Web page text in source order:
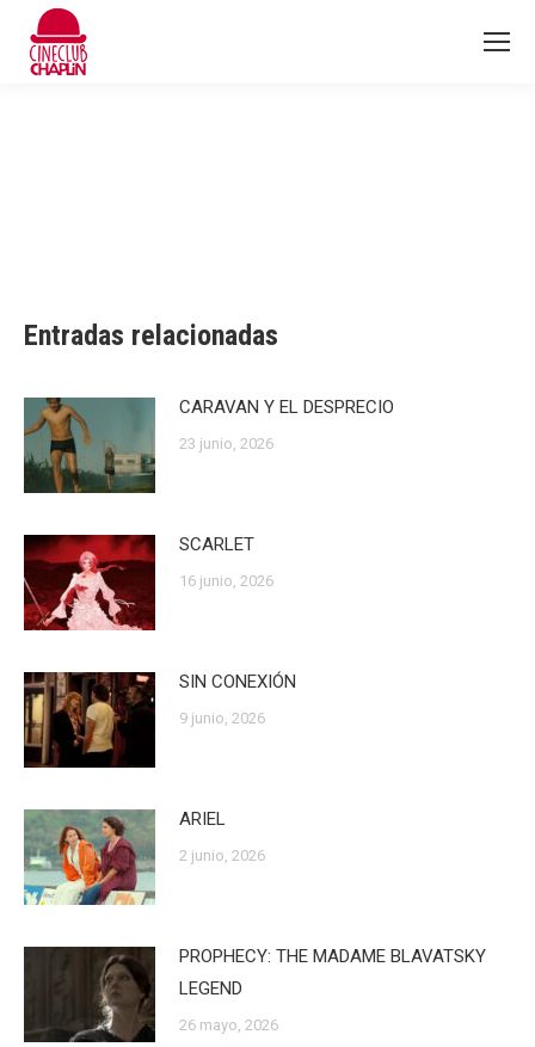
Entradas relacionadas
CARAVAN Y EL DESPRECIO
23 junio, 2026
SCARLET
16 junio, 2026
SIN CONEXIÓN
9 junio, 2026
ARIEL
2 junio, 2026
PROPHECY: THE MADAME BLAVATSKY
LEGEND
26 mayo, 2026